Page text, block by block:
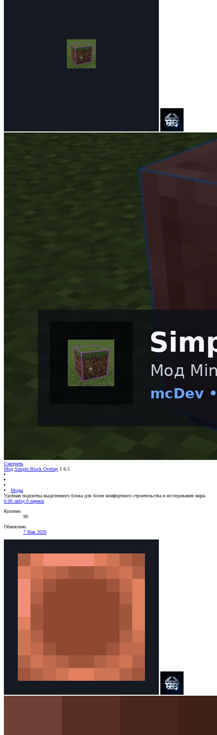
Смотреть
Мод Simple Block Overlay 1.6.5
Моды
Удобная подсветка выделенного блока для более комфортного строительства и исследования мира.
0.00 звёзд 0 оценок
Куплено
90
Обновлено
7 Янв 2026